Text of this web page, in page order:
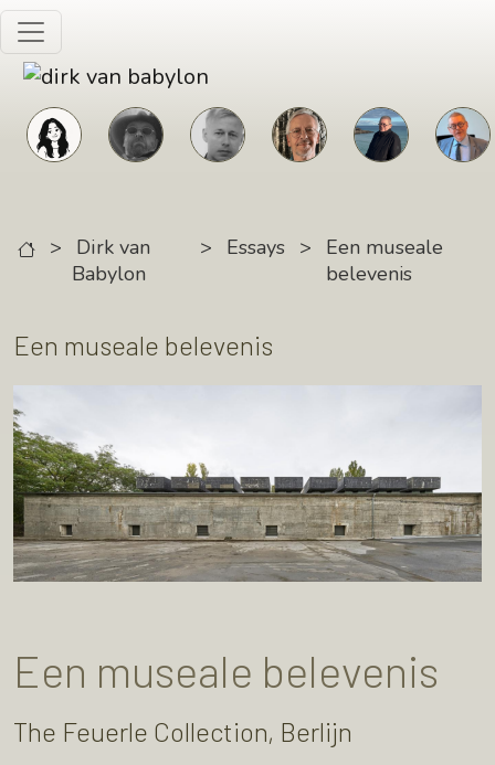
Skip to main content
>
Dirk van
Babylon
> Essays >
Een museale
belevenis
Een museale belevenis
Een museale belevenis
The Feuerle Collection, Berlijn